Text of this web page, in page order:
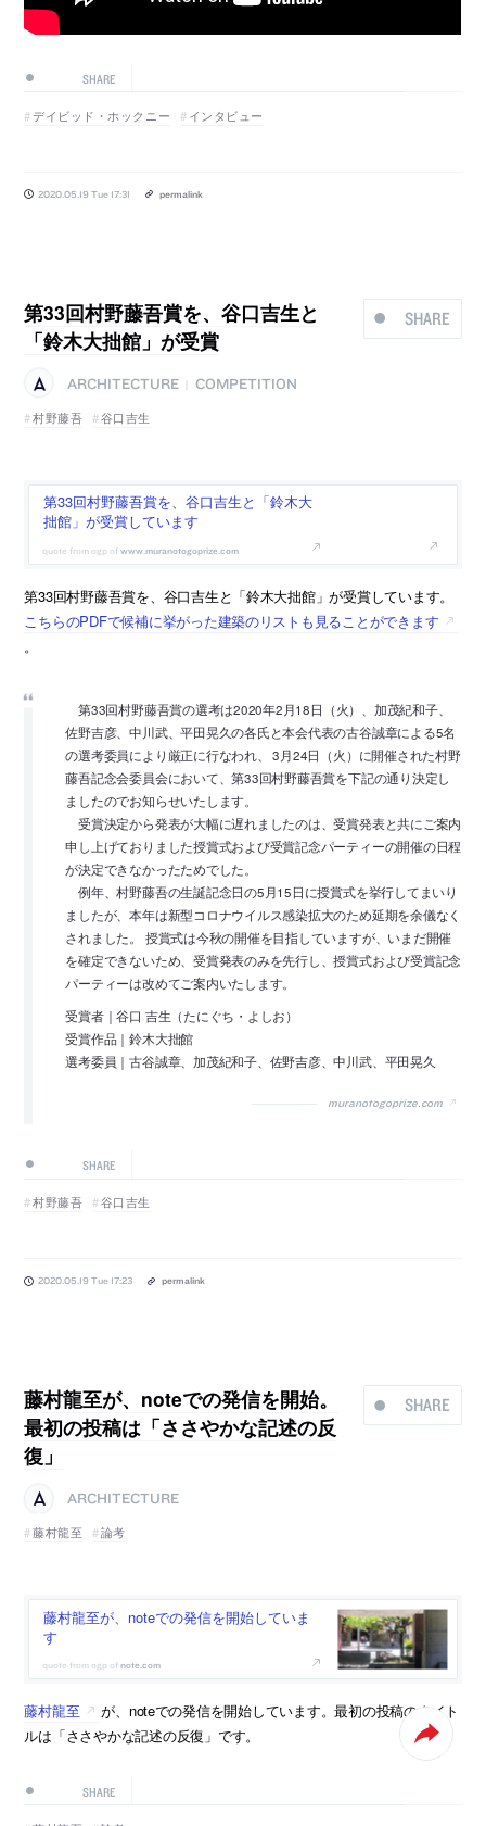
SHARE
デイビッド・ホックニー インタビュー
2020.05.19 Tue 17:31 permalink
SHARE
第33回村野藤吾賞を、谷口吉生と
「鈴木大拙館」が受賞
ARCHITECTURE
COMPETITION
村野藤吾
谷口吉生
第33回村野藤吾賞を、谷口吉生と「鈴木大
拙館」が受賞しています
www.muranotogoprize.com
第33回村野藤吾賞を、谷口吉生と「鈴木大拙館」が受賞しています。
こちらのPDFで候補に挙がった建築のリストも見ることができます
。
第33回村野藤吾賞の選考は2020年2月18日（火）、加茂紀和子、
佐野吉彦、中川武、平田晃久の各氏と本会代表の古谷誠章による5名
の選考委員により厳正に行なわれ、 3月24日（火）に開催された村野
藤吾記念会委員会において、第33回村野藤吾賞を下記の通り決定し
ましたのでお知らせいたします。
受賞決定から発表が大幅に遅れましたのは、受賞発表と共にご案内
申し上げておりました授賞式および受賞記念パーティーの開催の日程
が決定できなかったためでした。
例年、村野藤吾の生誕記念日の5月15日に授賞式を挙行してまいり
ましたが、本年は新型コロナウイルス感染拡大のため延期を余儀なく
されました。 授賞式は今秋の開催を目指していますが、いまだ開催
を確定できないため、受賞発表のみを先行し、授賞式および受賞記念
パーティーは改めてご案内いたします。
受賞者｜谷口 吉生（たにぐち・よしお）
受賞作品｜鈴木大拙館
選考委員｜古谷誠章、加茂紀和子、佐野吉彦、中川武、平田晃久
muranotogoprize.com
SHARE
村野藤吾 谷口吉生
2020.05.19 Tue 17:23 permalink
SHARE
藤村龍至が、noteでの発信を開始。
最初の投稿は「ささやかな記述の反
復」
ARCHITECTURE
藤村龍至
論考
藤村龍至が、noteでの発信を開始していま
す
note.com
藤村龍至
が、noteでの発信を開始しています。最初の投稿のタイト
ルは「ささやかな記述の反復」です。
SHARE